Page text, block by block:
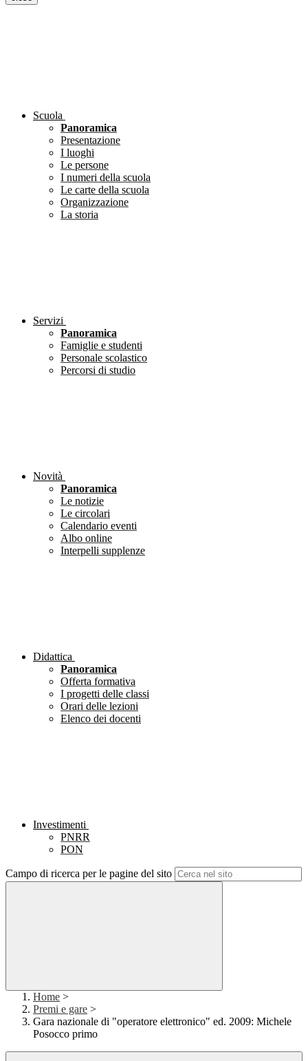
Scuola
Panoramica
Presentazione
I luoghi
Le persone
I numeri della scuola
Le carte della scuola
Organizzazione
La storia
Servizi
Panoramica
Famiglie e studenti
Personale scolastico
Percorsi di studio
Novità
Panoramica
Le notizie
Le circolari
Calendario eventi
Albo online
Interpelli supplenze
Didattica
Panoramica
Offerta formativa
I progetti delle classi
Orari delle lezioni
Elenco dei docenti
Investimenti
PNRR
PON
Campo di ricerca per le pagine del sito
Home >
Premi e gare >
Gara nazionale di "operatore elettronico" ed. 2009: Michele
Posocco primo